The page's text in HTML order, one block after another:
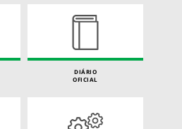
DIÁRIO
OFICIAL